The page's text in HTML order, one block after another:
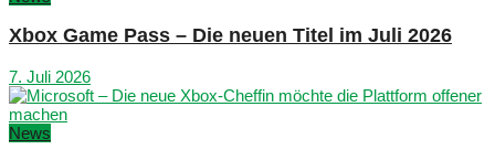
Xbox Game Pass – Die neuen Titel im Juli 2026
7. Juli 2026
News